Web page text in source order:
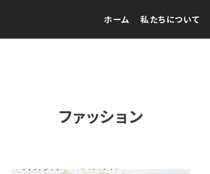
ホーム 私たちについて
ファッション